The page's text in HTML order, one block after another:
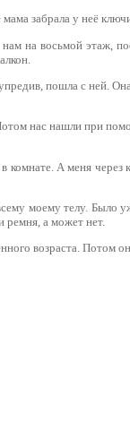
забрала у неё
на восьмой этаж,
пошла с ней.
нас нашли при
А меня через
моему телу. Было
ремня, а может нет.
возраста. Потом